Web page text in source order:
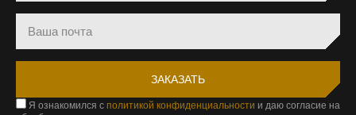
Я ознакомился с политикой конфиденциальности и даю согласие на